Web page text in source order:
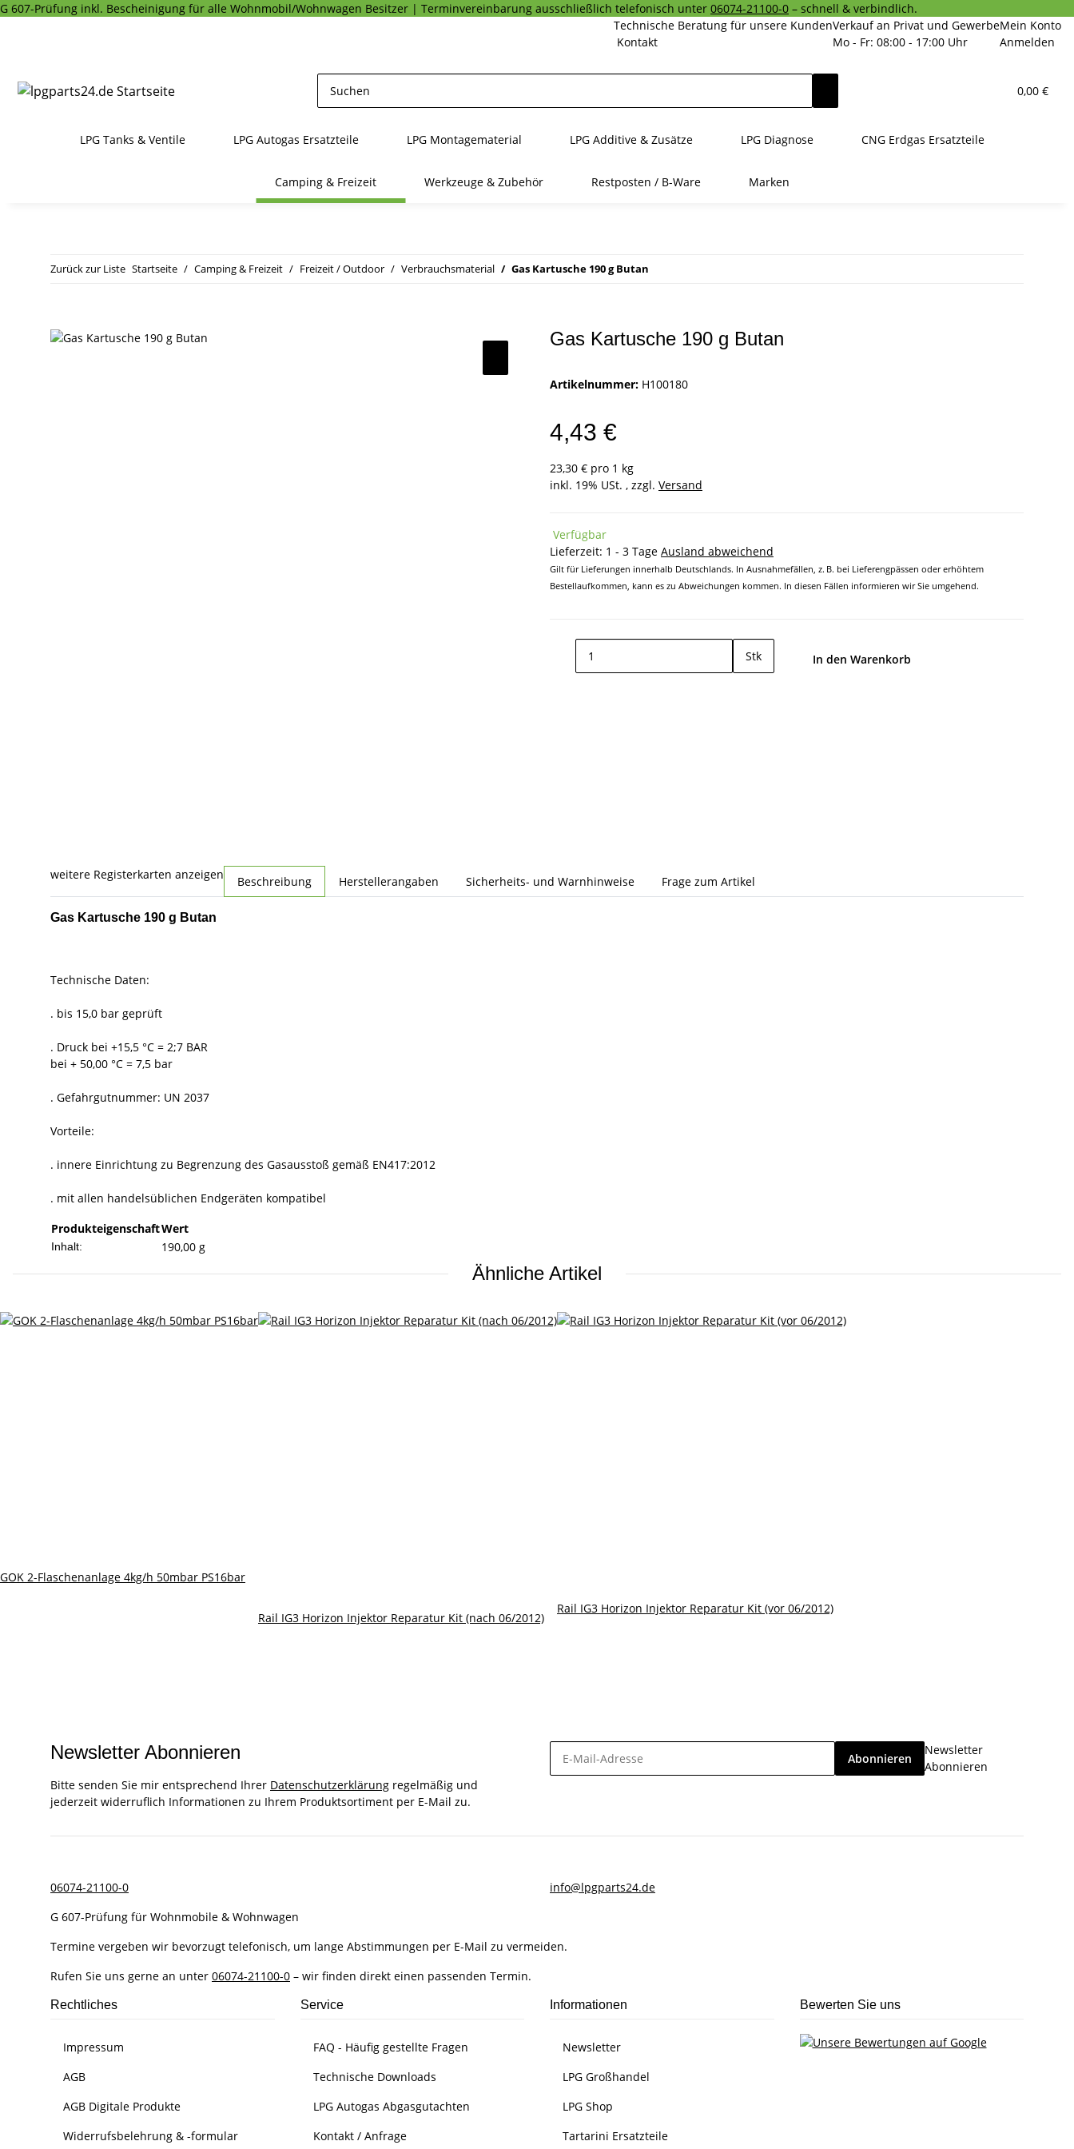
G 607-Prüfung inkl. Bescheinigung für alle Wohnmobil/Wohnwagen Besitzer | Terminvereinbarung ausschließlich telefonisch unter 06074-21100-0 – schnell & verbindlich.
Mein Konto
Anmelden
Verkauf an Privat und Gewerbe
Mo - Fr: 08:00 - 17:00 Uhr
Technische Beratung für unsere Kunden
Kontakt
0,00 €
LPG Tanks & Ventile LPG Autogas Ersatzteile LPG Montagematerial LPG Additive & Zusätze LPG Diagnose CNG Erdgas Ersatzteile
Camping & Freizeit Werkzeuge & Zubehör Restposten / B-Ware Marken
Zurück zur Liste Startseite Camping & Freizeit Freizeit / Outdoor Verbrauchsmaterial Gas Kartusche 190 g Butan
Gas Kartusche 190 g Butan
Artikelnummer: H100180
4,43 €
23,30 € pro 1 kg
inkl. 19% USt. , zzgl. Versand
Verfügbar
Lieferzeit: 1 - 3 Tage Ausland abweichend
Gilt für Lieferungen innerhalb Deutschlands. In Ausnahmefällen, z. B. bei Lieferengpässen oder erhöhtem
Bestellaufkommen, kann es zu Abweichungen kommen. In diesen Fällen informieren wir Sie umgehend.
Stk In den Warenkorb
weitere Registerkarten anzeigen Beschreibung Herstellerangaben Sicherheits- und Warnhinweise Frage zum Artikel
Gas Kartusche 190 g Butan
Technische Daten:
. bis 15,0 bar geprüft
. Druck bei +15,5 °C = 2;7 BAR
bei + 50,00 °C = 7,5 bar
. Gefahrgutnummer: UN 2037
Vorteile:
. innere Einrichtung zu Begrenzung des Gasausstoß gemäß EN417:2012
. mit allen handelsüblichen Endgeräten kompatibel
ProdukteigenschaftWert
Inhalt: 190,00 g
Ähnliche Artikel
GOK 2-Flaschenanlage 4kg/h 50mbar PS16bar
Rail IG3 Horizon Injektor Reparatur Kit (nach 06/2012)
Rail IG3 Horizon Injektor Reparatur Kit (vor 06/2012)
Newsletter Abonnieren
Bitte senden Sie mir entsprechend Ihrer Datenschutzerklärung regelmäßig und
jederzeit widerruflich Informationen zu Ihrem Produktsortiment per E-Mail zu.
Abonnieren
Newsletter
Abonnieren
06074-21100-0
info@lpgparts24.de
G 607-Prüfung für Wohnmobile & Wohnwagen
Termine vergeben wir bevorzugt telefonisch, um lange Abstimmungen per E-Mail zu vermeiden.
Rufen Sie uns gerne an unter 06074-21100-0 – wir finden direkt einen passenden Termin.
Rechtliches
Impressum
AGB
AGB Digitale Produkte
Widerrufsbelehrung & -formular
Service
FAQ - Häufig gestellte Fragen
Technische Downloads
LPG Autogas Abgasgutachten
Kontakt / Anfrage
Informationen
Newsletter
LPG Großhandel
LPG Shop
Tartarini Ersatzteile
Bewerten Sie uns